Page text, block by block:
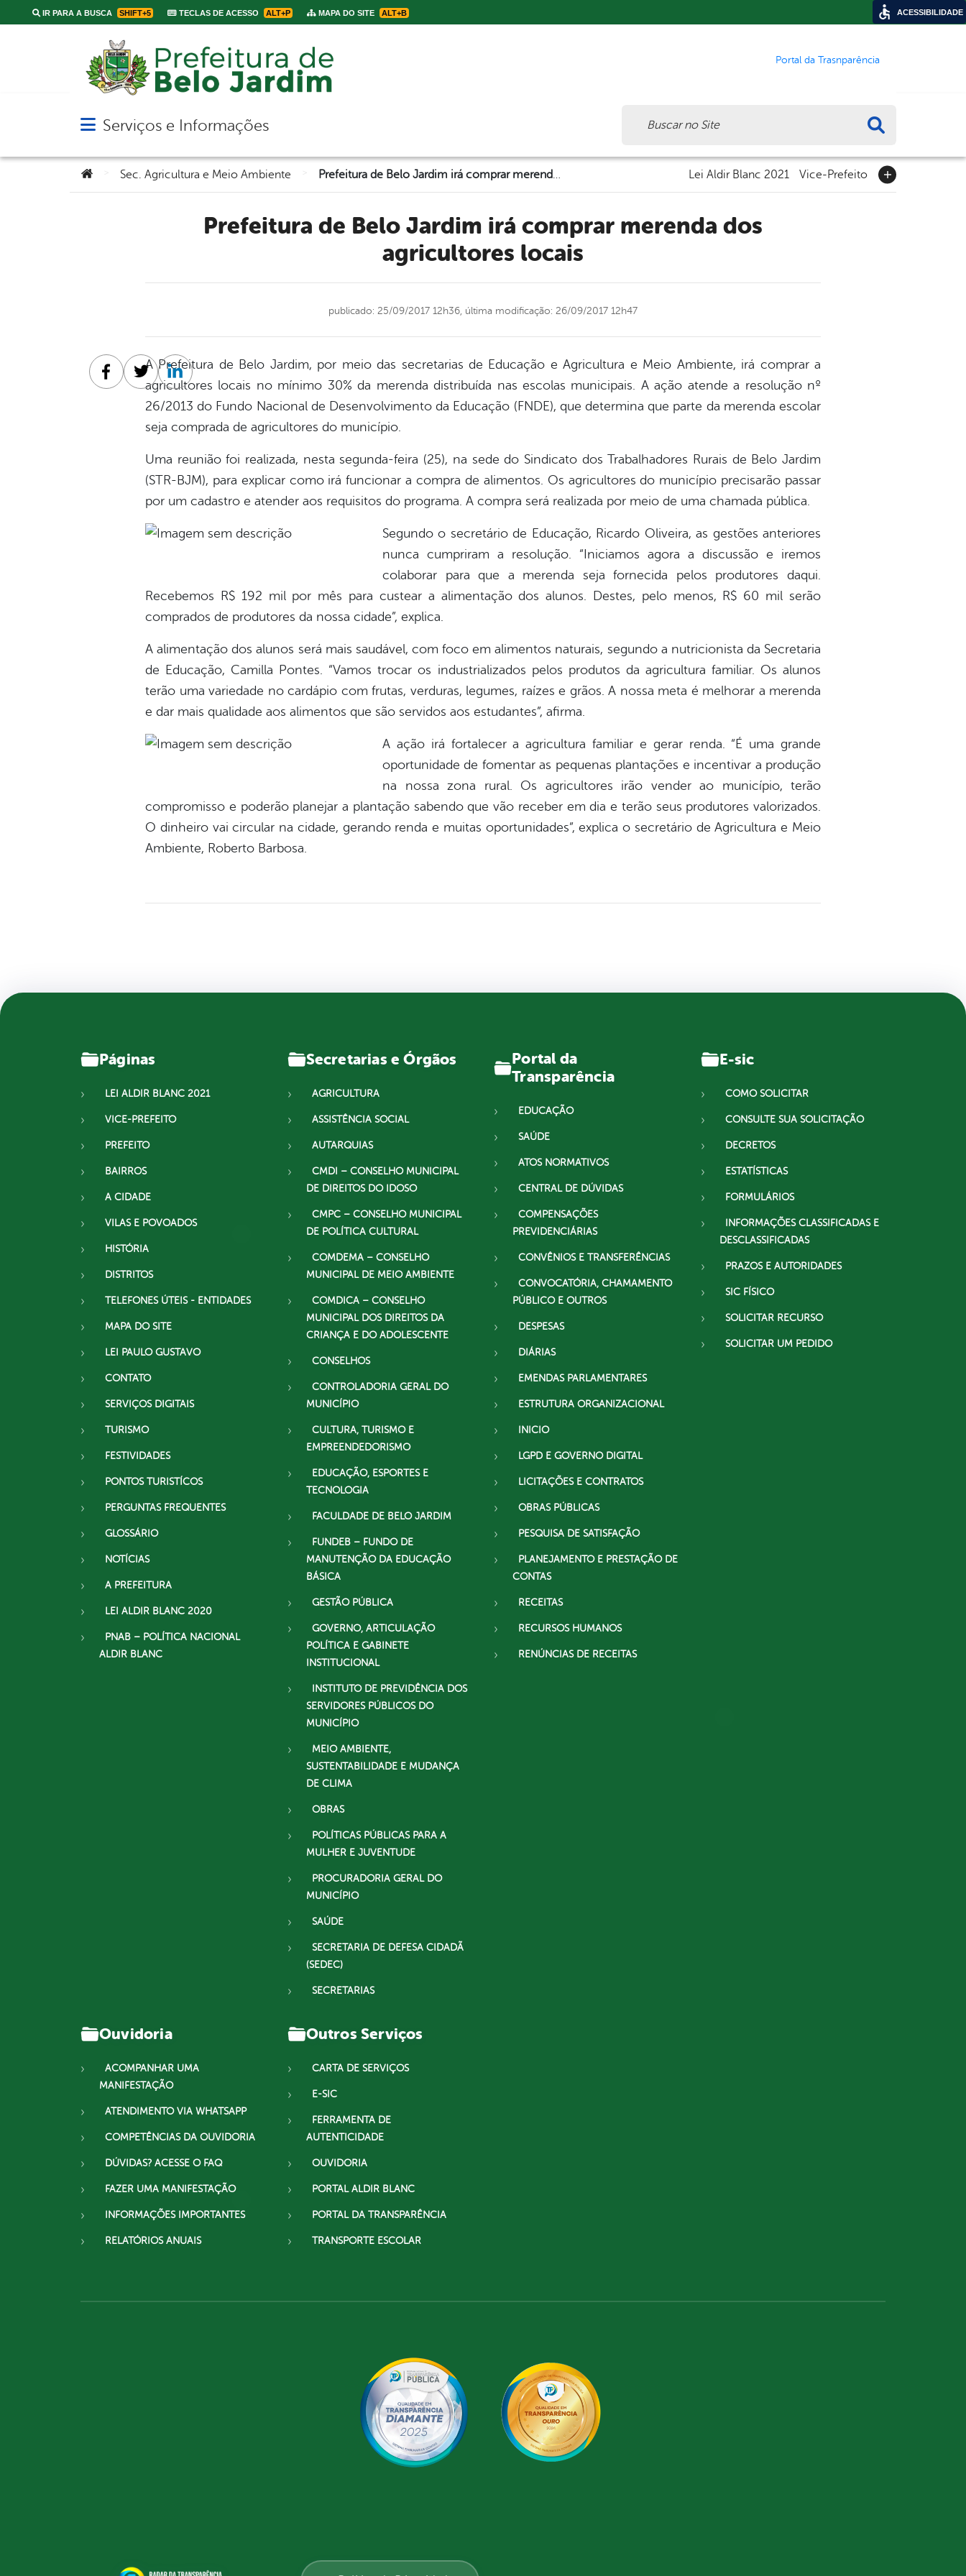
IR PARA A BUSCA SHIFT+5 TECLAS DE ACESSO ALT+P MAPA DO SITE ALT+B
Portal da Trasnparência
Abrir menu principal de navegação
Serviços e Informações
Você está aqui:Sec. Agricultura e Meio Ambiente Lei Aldir Blanc 2021 Vice-Prefeito
Prefeitura de Belo Jardim irá comprar merenda dos
agricultores locais
publicado: 25/09/2017 12h36, última modificação: 26/09/2017 12h47
A Prefeitura de Belo Jardim, por meio das secretarias de Educação e Agricultura e Meio Ambiente, irá comprar a
agricultores locais no mínimo 30% da merenda distribuída nas escolas municipais. A ação atende a resolução nº
26/2013 do Fundo Nacional de Desenvolvimento da Educação (FNDE), que determina que parte da merenda escolar
seja comprada de agricultores do município.
Uma reunião foi realizada, nesta segunda-feira (25), na sede do Sindicato dos Trabalhadores Rurais de Belo Jardim
(STR-BJM), para explicar como irá funcionar a compra de alimentos. Os agricultores do município precisarão passar
por um cadastro e atender aos requisitos do programa. A compra será realizada por meio de uma chamada pública.
Segundo o secretário de Educação, Ricardo Oliveira, as gestões anteriores
nunca cumpriram a resolução. “Iniciamos agora a discussão e iremos
colaborar para que a merenda seja fornecida pelos produtores daqui.
Recebemos R$ 192 mil por mês para custear a alimentação dos alunos. Destes, pelo menos, R$ 60 mil serão
comprados de produtores da nossa cidade”, explica.
A alimentação dos alunos será mais saudável, com foco em alimentos naturais, segundo a nutricionista da Secretaria
de Educação, Camilla Pontes. “Vamos trocar os industrializados pelos produtos da agricultura familiar. Os alunos
terão uma variedade no cardápio com frutas, verduras, legumes, raízes e grãos. A nossa meta é melhorar a merenda
e dar mais qualidade aos alimentos que são servidos aos estudantes”, afirma.
A ação irá fortalecer a agricultura familiar e gerar renda. “É uma grande
oportunidade de fomentar as pequenas plantações e incentivar a produção
na nossa zona rural. Os agricultores irão vender ao município, terão
compromisso e poderão planejar a plantação sabendo que vão receber em dia e terão seus produtores valorizados.
O dinheiro vai circular na cidade, gerando renda e muitas oportunidades”, explica o secretário de Agricultura e Meio
Ambiente, Roberto Barbosa.
Facebook
TwitterLinkedin
Páginas
LEI ALDIR BLANC 2021
VICE-PREFEITO
PREFEITO
BAIRROS
A CIDADE
VILAS E POVOADOS
HISTÓRIA
DISTRITOS
TELEFONES ÚTEIS - ENTIDADES
MAPA DO SITE
LEI PAULO GUSTAVO
CONTATO
SERVIÇOS DIGITAIS
TURISMO
FESTIVIDADES
PONTOS TURISTÍCOS
PERGUNTAS FREQUENTES
GLOSSÁRIO
NOTÍCIAS
A PREFEITURA
LEI ALDIR BLANC 2020
PNAB – POLÍTICA NACIONAL
ALDIR BLANC
Secretarias e Órgãos
AGRICULTURA
ASSISTÊNCIA SOCIAL
AUTARQUIAS
CMDI – CONSELHO MUNICIPAL
DE DIREITOS DO IDOSO
CMPC – CONSELHO MUNICIPAL
DE POLÍTICA CULTURAL
COMDEMA – CONSELHO
MUNICIPAL DE MEIO AMBIENTE
COMDICA – CONSELHO
MUNICIPAL DOS DIREITOS DA
CRIANÇA E DO ADOLESCENTE
CONSELHOS
CONTROLADORIA GERAL DO
MUNICÍPIO
CULTURA, TURISMO E
EMPREENDEDORISMO
EDUCAÇÃO, ESPORTES E
TECNOLOGIA
FACULDADE DE BELO JARDIM
FUNDEB – FUNDO DE
MANUTENÇÃO DA EDUCAÇÃO
BÁSICA
GESTÃO PÚBLICA
GOVERNO, ARTICULAÇÃO
POLÍTICA E GABINETE
INSTITUCIONAL
INSTITUTO DE PREVIDÊNCIA DOS
SERVIDORES PÚBLICOS DO
MUNICÍPIO
MEIO AMBIENTE,
SUSTENTABILIDADE E MUDANÇA
DE CLIMA
OBRAS
POLÍTICAS PÚBLICAS PARA A
MULHER E JUVENTUDE
PROCURADORIA GERAL DO
MUNICÍPIO
SAÚDE
SECRETARIA DE DEFESA CIDADÃ
(SEDEC)
SECRETARIAS
Portal da
Transparência
EDUCAÇÃO
SAÚDE
ATOS NORMATIVOS
CENTRAL DE DÚVIDAS
COMPENSAÇÕES
PREVIDENCIÁRIAS
CONVÊNIOS E TRANSFERÊNCIAS
CONVOCATÓRIA, CHAMAMENTO
PÚBLICO E OUTROS
DESPESAS
DIÁRIAS
EMENDAS PARLAMENTARES
ESTRUTURA ORGANIZACIONAL
INICIO
LGPD E GOVERNO DIGITAL
LICITAÇÕES E CONTRATOS
OBRAS PÚBLICAS
PESQUISA DE SATISFAÇÃO
PLANEJAMENTO E PRESTAÇÃO DE
CONTAS
RECEITAS
RECURSOS HUMANOS
RENÚNCIAS DE RECEITAS
E-sic
COMO SOLICITAR
CONSULTE SUA SOLICITAÇÃO
DECRETOS
ESTATÍSTICAS
FORMULÁRIOS
INFORMAÇÕES CLASSIFICADAS E
DESCLASSIFICADAS
PRAZOS E AUTORIDADES
SIC FÍSICO
SOLICITAR RECURSO
SOLICITAR UM PEDIDO
Ouvidoria
ACOMPANHAR UMA
MANIFESTAÇÃO
ATENDIMENTO VIA WHATSAPP
COMPETÊNCIAS DA OUVIDORIA
DÚVIDAS? ACESSE O FAQ
FAZER UMA MANIFESTAÇÃO
INFORMAÇÕES IMPORTANTES
RELATÓRIOS ANUAIS
Outros Serviços
CARTA DE SERVIÇOS
E-SIC
FERRAMENTA DE
AUTENTICIDADE
OUVIDORIA
PORTAL ALDIR BLANC
PORTAL DA TRANSPARÊNCIA
TRANSPORTE ESCOLAR
ACESSIBILIDADE